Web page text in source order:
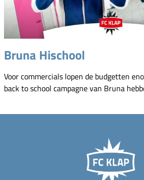
Bruna Hischool
Voor commercials lopen de budgetten
back to school campagne van Bruna